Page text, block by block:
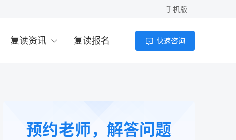
手机版
复读资讯 复读报名 快速咨询
预约老师，解答问题